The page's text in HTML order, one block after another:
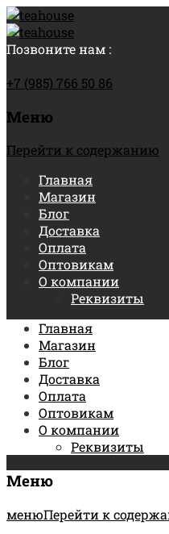
Позвоните нам :
+7 (985) 766 50 86
Меню
Перейти к содержанию
Главная
Магазин
Блог
Доставка
Оплата
Оптовикам
О компании
Реквизиты
Главная
Магазин
Блог
Доставка
Оплата
Оптовикам
О компании
Реквизиты
Меню
менюПерейти к